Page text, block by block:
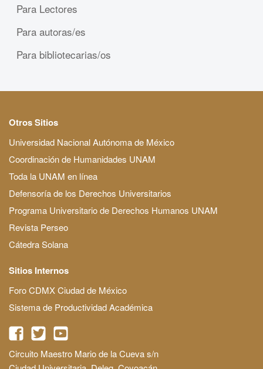
Para Lectores
Para autoras/es
Para bibliotecarias/os
Otros Sitios
Universidad Nacional Autónoma de México
Coordinación de Humanidades UNAM
Toda la UNAM en línea
Defensoría de los Derechos Universitarios
Programa Universitario de Derechos Humanos UNAM
Revista Perseo
Cátedra Solana
Sitios Internos
Foro CDMX Ciudad de México
Sistema de Productividad Académica
Circuito Maestro Mario de la Cueva s/n